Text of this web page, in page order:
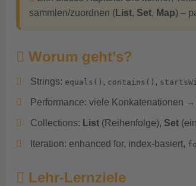
sammlen/zuordnen (List, Set, Map) –
Worum geht’s?
Strings: equals() , contains() ,
Performance: viele Konkatenationen →
Collections: List (Reihenfolge), Set
Iteration: enhanced for, index-basiert,
Lehr-Lernziele